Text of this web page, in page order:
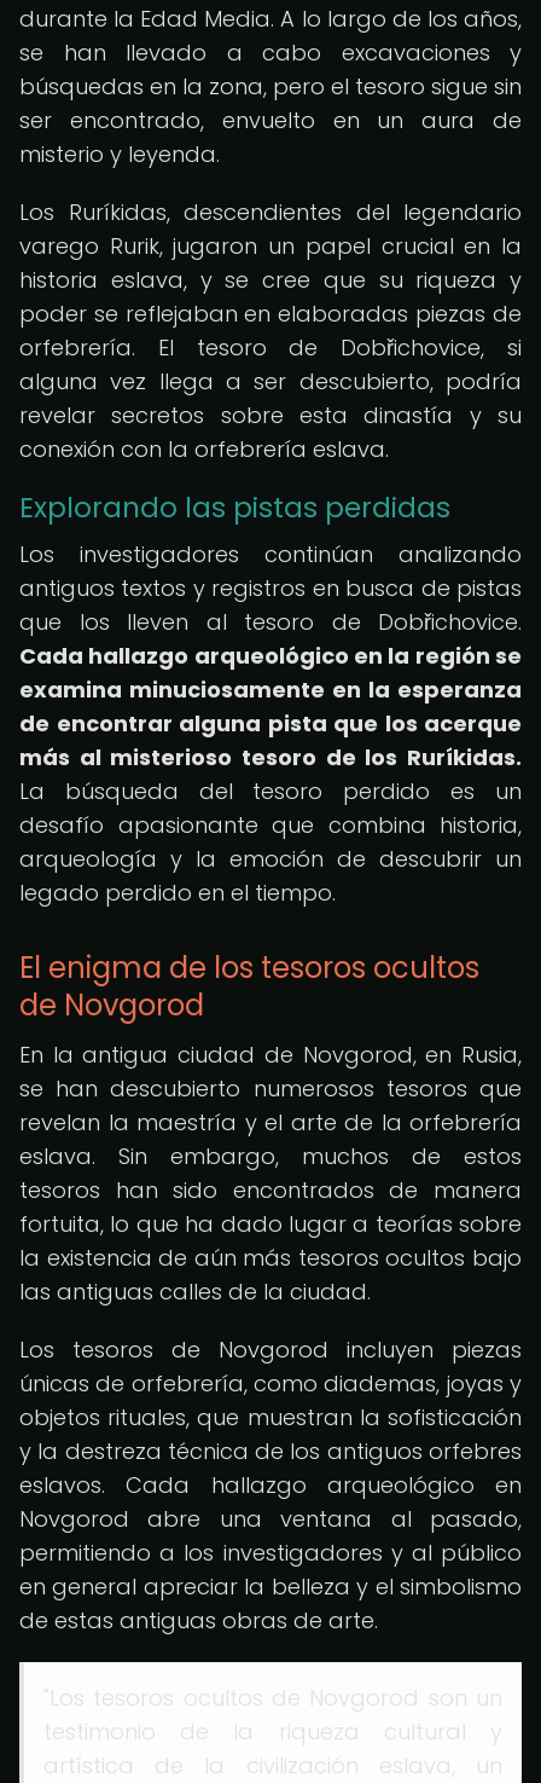
durante la Edad Media. A lo largo de los años,
se han llevado a cabo excavaciones y
búsquedas en la zona, pero el tesoro sigue sin
ser encontrado, envuelto en un aura de
misterio y leyenda.
Los Ruríkidas, descendientes del legendario
varego Rurik, jugaron un papel crucial en la
historia eslava, y se cree que su riqueza y
poder se reflejaban en elaboradas piezas de
orfebrería. El tesoro de Dobřichovice, si
alguna vez llega a ser descubierto, podría
revelar secretos sobre esta dinastía y su
conexión con la orfebrería eslava.
Explorando las pistas perdidas
Los investigadores continúan analizando
antiguos textos y registros en busca de pistas
que los lleven al tesoro de Dobřichovice.
Cada hallazgo arqueológico en la región se
examina minuciosamente en la esperanza
de encontrar alguna pista que los acerque
más al misterioso tesoro de los Ruríkidas.
La búsqueda del tesoro perdido es un
desafío apasionante que combina historia,
arqueología y la emoción de descubrir un
legado perdido en el tiempo.
El enigma de los tesoros ocultos
de Novgorod
En la antigua ciudad de Novgorod, en Rusia,
se han descubierto numerosos tesoros que
revelan la maestría y el arte de la orfebrería
eslava. Sin embargo, muchos de estos
tesoros han sido encontrados de manera
fortuita, lo que ha dado lugar a teorías sobre
la existencia de aún más tesoros ocultos bajo
las antiguas calles de la ciudad.
Los tesoros de Novgorod incluyen piezas
únicas de orfebrería, como diademas, joyas y
objetos rituales, que muestran la sofisticación
y la destreza técnica de los antiguos orfebres
eslavos. Cada hallazgo arqueológico en
Novgorod abre una ventana al pasado,
permitiendo a los investigadores y al público
en general apreciar la belleza y el simbolismo
de estas antiguas obras de arte.
"Los tesoros ocultos de Novgorod son un
testimonio de la riqueza cultural y
artística de la civilización eslava, un